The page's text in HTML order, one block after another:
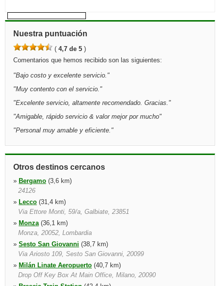
Nuestra puntuación
( 4,7 de 5 )
Comentarios que hemos recibido son las siguientes:
"Bajo costo y excelente servicio. "
"Muy contento con el servicio. "
"Excelente servicio, altamente recomendado. Gracias. "
"Amigable, rápido servicio & valor mejor por mucho"
"Personal muy amable y eficiente. "
Otros destinos cercanos
» Bergamo (3,6 km)
24126
» Lecco (31,4 km)
Via Ettore Monti, 59/a, Galbiate, 23851
» Monza(36,1 km)
Monza, 20052, Lombardia
» Sesto San Giovanni (38,7 km)
Via Ariosto 109, Sesto San Giovanni, 20099
» Milán Linate Aeropuerto (40,7 km)
Drop Off Key Box At Main Office, Milano, 20090